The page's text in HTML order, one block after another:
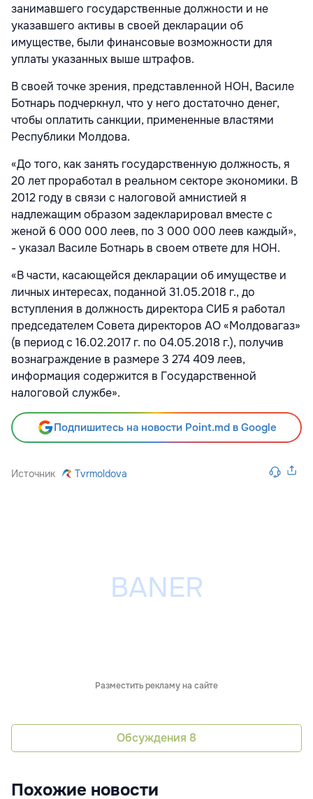
занимавшего государственные должности и не
указавшего активы в своей декларации об
имуществе, были финансовые возможности для
уплаты указанных выше штрафов.
В своей точке зрения, представленной НОН, Василе
Ботнарь подчеркнул, что у него достаточно денег,
чтобы оплатить санкции, примененные властями
Республики Молдова.
«До того, как занять государственную должность, я
20 лет проработал в реальном секторе экономики. В
2012 году в связи с налоговой амнистией я
надлежащим образом задекларировал вместе с
женой 6 000 000 леев, по 3 000 000 леев каждый»,
- указал Василе Ботнарь в своем ответе для НОН.
«В части, касающейся декларации об имуществе и
личных интересах, поданной 31.05.2018 г., до
вступления в должность директора СИБ я работал
председателем Совета директоров АО «Молдовагаз»
(в период с 16.02.2017 г. по 04.05.2018 г.), получив
вознаграждение в размере 3 274 409 леев,
информация содержится в Государственной
налоговой службе».
Подпишитесь на новости Point.md в Google
Источник Tvrmoldova
Разместить рекламу на сайте
Обсуждения 8
Похожие новости